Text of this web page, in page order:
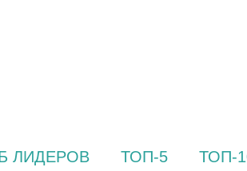
ЛИДЕРОВ ТОП-5 ТОП-